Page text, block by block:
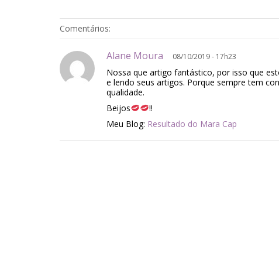
Comentários:
Alane Moura 08/10/2019 - 17h23
Nossa que artigo fantástico, por isso que
e lendo seus artigos. Porque sempre tem
qualidade.
Beijos
!!
Meu Blog: Resultado do Mara Cap